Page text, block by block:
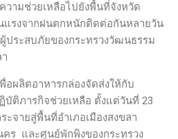
ามช่วยเหลือไปยังพื้นที่จังหวัด
แรงจากฝนตกหนักติดต่อกันหลายวัน
ประสบภัยของกระทรวงวัฒนธรรม
อผลิตอาหารกล่องจัดส่งให้กับ
ติภารกิจช่วยเหลือ ตั้งแต่วันที่ 23
จายสู่พื้นที่อำเภอเมืองสงขลา
คร และศูนย์พักพิงของกระทรวง